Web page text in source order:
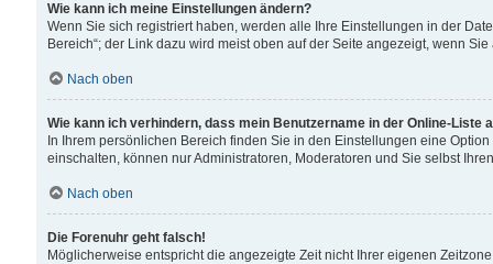
Wie kann ich meine Einstellungen ändern?
Wenn Sie sich registriert haben, werden alle Ihre Einstellungen in der
Bereich“; der Link dazu wird meist oben auf der Seite angezeigt, wenn
Nach oben
Wie kann ich verhindern, dass mein Benutzername in der Online-Liste
In Ihrem persönlichen Bereich finden Sie in den Einstellungen eine
einschalten, können nur Administratoren, Moderatoren und Sie selbst
Nach oben
Die Forenuhr geht falsch!
Möglicherweise entspricht die angezeigte Zeit nicht Ihrer eigenen